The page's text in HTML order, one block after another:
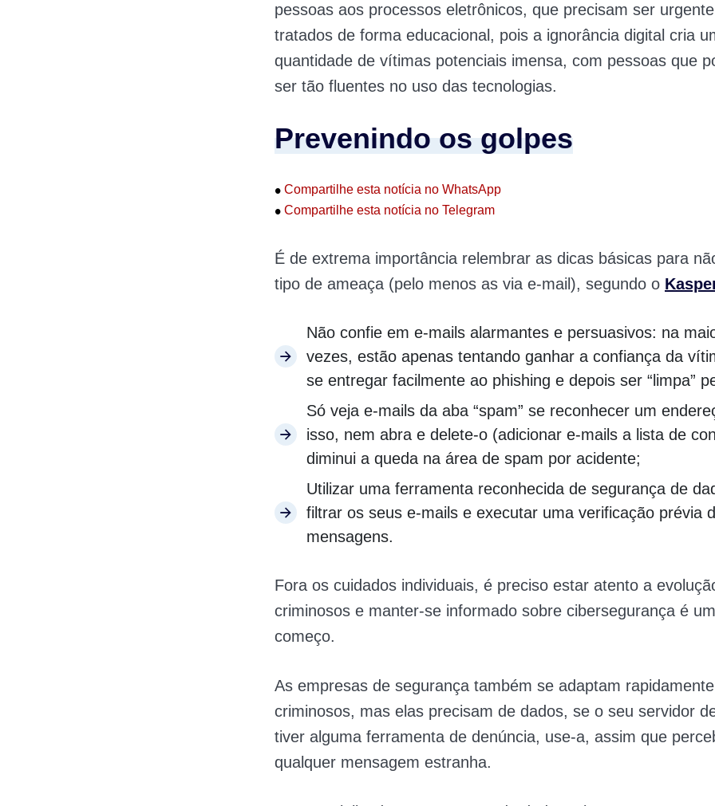
pessoas aos processos eletrônicos, que precisam ser
tratados de forma educacional, pois a ignorância digital cria
quantidade de vítimas potenciais imensa, com pessoas que
ser tão fluentes no uso das tecnologias.
Prevenindo os golpes
• Compartilhe esta notícia no WhatsApp
• Compartilhe esta notícia no Telegram
É de extrema importância relembrar as dicas básicas para
tipo de ameaça (pelo menos as via e-mail), segundo o
Não confie em e-mails alarmantes e persuasivos: na
vezes, estão apenas tentando ganhar a confiança da
se entregar facilmente ao phishing e depois ser “limpa”
Só veja e-mails da aba “spam” se reconhecer um
isso, nem abra e delete-o (adicionar e-mails a lista de
diminui a queda na área de spam por acidente;
Utilizar uma ferramenta reconhecida de segurança de
filtrar os seus e-mails e executar uma verificação prévia
mensagens.
Fora os cuidados individuais, é preciso estar atento a
criminosos e manter-se informado sobre cibersegurança é
começo.
As empresas de segurança também se adaptam
criminosos, mas elas precisam de dados, se o seu servidor
tiver alguma ferramenta de denúncia, use-a, assim que
qualquer mensagem estranha.